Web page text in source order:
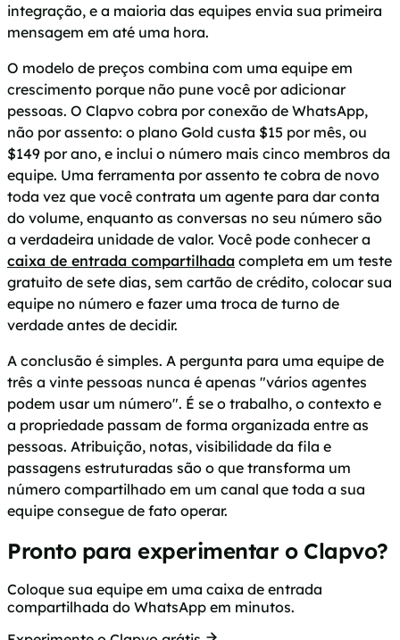
integração, e a maioria das equipes envia sua primeira
mensagem em até uma hora.
O modelo de preços combina com uma equipe em
crescimento porque não pune você por adicionar
pessoas. O Clapvo cobra por conexão de WhatsApp,
não por assento: o plano Gold custa $15 por mês, ou
$149 por ano, e inclui o número mais cinco membros da
equipe. Uma ferramenta por assento te cobra de novo
toda vez que você contrata um agente para dar conta
do volume, enquanto as conversas no seu número são
a verdadeira unidade de valor. Você pode conhecer a
caixa de entrada compartilhada completa em um teste
gratuito de sete dias, sem cartão de crédito, colocar sua
equipe no número e fazer uma troca de turno de
verdade antes de decidir.
A conclusão é simples. A pergunta para uma equipe de
três a vinte pessoas nunca é apenas "vários agentes
podem usar um número". É se o trabalho, o contexto e
a propriedade passam de forma organizada entre as
pessoas. Atribuição, notas, visibilidade da fila e
passagens estruturadas são o que transforma um
número compartilhado em um canal que toda a sua
equipe consegue de fato operar.
Pronto para experimentar o Clapvo?
Coloque sua equipe em uma caixa de entrada
compartilhada do WhatsApp em minutos.